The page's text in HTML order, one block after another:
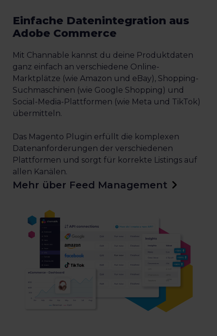
Einfache Datenintegration aus
Adobe Commerce
Mit Channable kannst du deine Produktdaten
ganz einfach an verschiedene Online-
Marktplätze (wie Amazon und eBay), Shopping-
Suchmaschinen (wie Google Shopping) und
Social-Media-Plattformen (wie Meta und TikTok)
übermitteln.
Das Magento Plugin erfüllt die komplexen
Datenanforderungen der verschiedenen
Plattformen und sorgt für korrekte Listings auf
allen Kanälen.
Mehr über Feed Management